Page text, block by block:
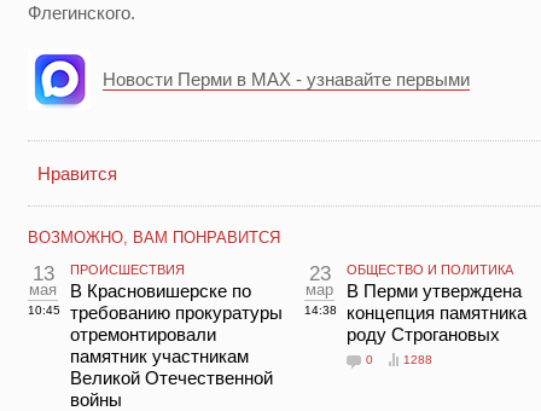
Флегинского.
Новости Перми в MAX - узнавайте первыми
Нравится
ВОЗМОЖНО, ВАМ ПОНРАВИТСЯ
13
мая
10:45
ПРОИСШЕСТВИЯ
В Красновишерске по
требованию прокуратуры
отремонтировали
памятник участникам
Великой Отечественной
войны
23
мар
14:38
ОБЩЕСТВО И ПОЛИТИКА
В Перми утверждена
концепция памятника
роду Строгановых
0 1288